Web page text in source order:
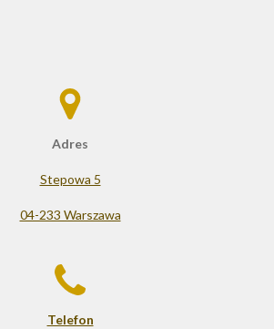
Adres
Stepowa 5
04-233 Warszawa
Telefon